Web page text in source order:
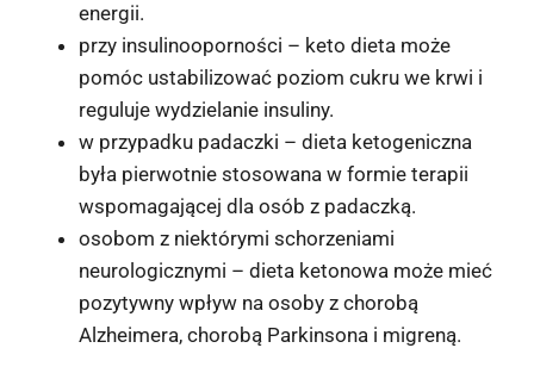
energii.
przy insulinooporności – keto dieta może
pomóc ustabilizować poziom cukru we krwi i
reguluje wydzielanie insuliny.
w przypadku padaczki – dieta ketogeniczna
była pierwotnie stosowana w formie terapii
wspomagającej dla osób z padaczką.
osobom z niektórymi schorzeniami
neurologicznymi – dieta ketonowa może mieć
pozytywny wpływ na osoby z chorobą
Alzheimera, chorobą Parkinsona i migreną.